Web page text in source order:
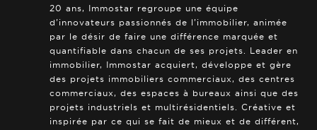
20 ans, Immostar regroupe une équipe
d’innovateurs passionnés de l’immobilier, animée
par le désir de faire une différence marquée et
quantifiable dans chacun de ses projets. Leader en
immobilier, Immostar acquiert, développe et gère
des projets immobiliers commerciaux, des centres
commerciaux, des espaces à bureaux ainsi que des
projets industriels et multirésidentiels. Créative et
inspirée par ce qui se fait de mieux et de différent,